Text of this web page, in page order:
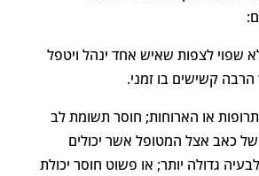
שפוי לצפות שאיש אחד ינהל ויטפל
קשישים בו זמני.
או הארוחות; חוסר תשומת לב
כאב אצל המטופל אשר יכולים
גדולה יותר; או פשוט חוסר יכולת